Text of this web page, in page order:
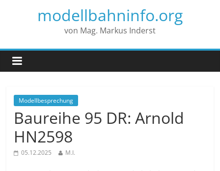
modellbahninfo.org
von Mag. Markus Inderst
Modellbesprechung
Baureihe 95 DR: Arnold
HN2598
05.12.2025 M.I.